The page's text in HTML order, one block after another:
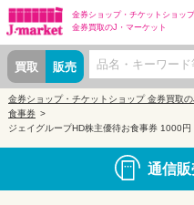
金券ショップ・ チケットショップ
金券買取のJ・マーケット
買取 販売
金券ショップ・チケットショップ 金券買取
食事券
ジェイグループHD株主優待お食事券 1000
通信